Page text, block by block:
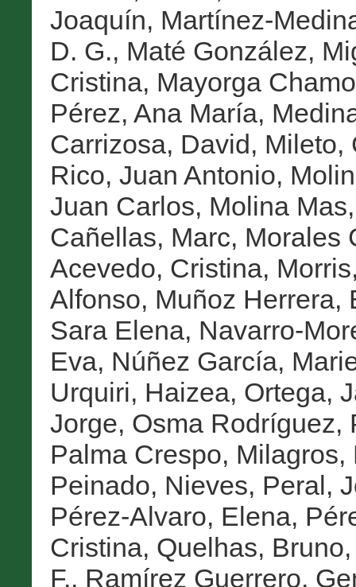
Joaquín, Martínez-
D. G., Maté González,
Cristina, Mayorga
Pérez, Ana María,
Carrizosa, David, Mileto,
Rico, Juan Antonio,
Juan Carlos, Molina
Cañellas, Marc, Morales
Acevedo, Cristina,
Alfonso, Muñoz Herrera,
Sara Elena, Navarro-
Eva, Núñez García,
Urquiri, Haizea, Ortega,
Jorge, Osma Rodríguez,
Palma Crespo, Milagros,
Peinado, Nieves, Peral,
Pérez-Alvaro, Elena,
Cristina, Quelhas, Bruno
F., Ramírez Guerrero,